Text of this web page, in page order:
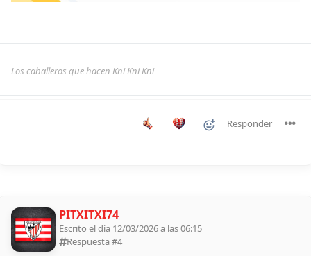
Los caballeros que hacen Kni Kni Kni
Responder
PITXITXI74
Escrito el día 12/03/2026 a las 06:15
Respuesta #4